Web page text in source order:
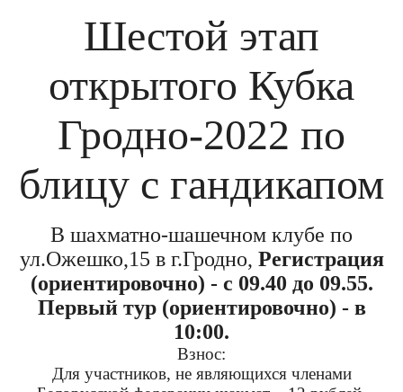
Шестой этап
открытого Кубка
Гродно-2022 по
блицу с гандикапом
В шахматно-шашечном клубе по
ул.Ожешко,15 в г.Гродно, Регистрация
(ориентировочно) - с 09.40 до 09.55.
Первый тур (ориентировочно) - в
10:00.
Взнос:
Для участников, не являющихся членами